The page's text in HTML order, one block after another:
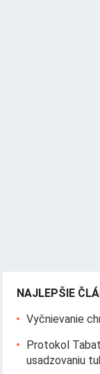
NAJLEPŠIE
Vyčnievanie
Protokol
usadzovaniu